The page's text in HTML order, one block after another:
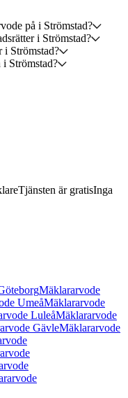
på i Strömstad?
i Strömstad?
Strömstad?
Strömstad?
Tjänsten är gratisInga
Mäklararvode
UmeåMäklararvode
LuleåMäklararvode
GävleMäklararvode